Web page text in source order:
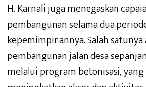
H. Karnali juga menegaskan
pembangunan selama dua
kepemimpinannya. Salah satunya
pembangunan jalan desa
melalui program betonisasi,